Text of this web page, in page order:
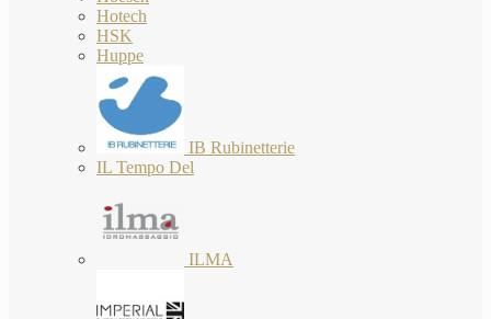
Hotech
HSK
Huppe
IB Rubinetterie
IL Tempo Del
ILMA